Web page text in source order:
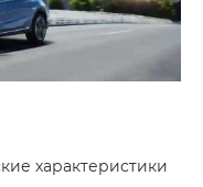
характеристики